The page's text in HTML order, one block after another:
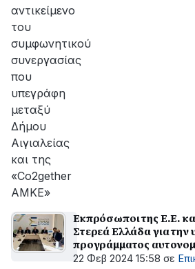
αντικείμενο
του
συμφωνητικού
συνεργασίας
που
υπεγράφη
μεταξύ
Δήμου
Αιγιαλείας
και της
«Co2gether
ΑΜΚΕ»
Εκπρόσωποι της Ε.Ε.
Στερεά Ελλάδα για την
προγράμματος
πρώτες ύλες
22 Φεβ 2024 15:58 σε